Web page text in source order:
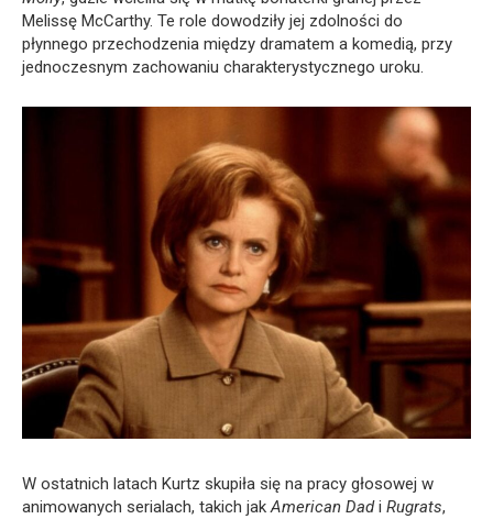
Melissę McCarthy. Te role dowodziły jej zdolności do
płynnego przechodzenia między dramatem a komedią, przy
jednoczesnym zachowaniu charakterystycznego uroku.
W ostatnich latach Kurtz skupiła się na pracy głosowej w
animowanych serialach, takich jakAmerican Dadi Rugrats,